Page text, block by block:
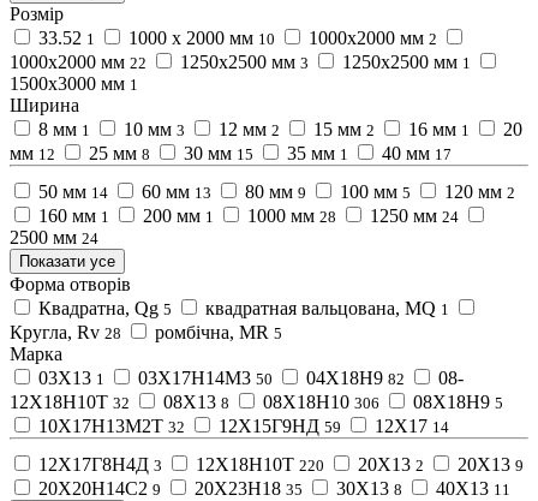
Розмір
33.52 1 1000 х 2000 мм 10 1000x2000 мм 2
1000х2000 мм 22 1250x2500 мм 3 1250х2500 мм 1
1500x3000 мм 1
Ширина
8 мм 1 10 мм 3 12 мм 2 15 мм 2 16 мм 1
20
мм 12 25 мм 8 30 мм 15 35 мм 1 40 мм 17
50 мм 14 60 мм 13 80 мм 9 100 мм 5 120 мм 2
160 мм 1 200 мм 1 1000 мм 28 1250 мм 24
2500 мм 24
Показати усе
Форма отворів
Квадратна, Qg 5 квадратная вальцована, MQ 1
Кругла, Rv 28 ромбічна, MR 5
Марка
03Х13 1 03Х17Н14М3 50 04Х18Н9 82
08-
12Х18Н10Т 32 08Х13 8 08Х18Н10 306 08Х18Н9 5
10Х17Н13М2Т 32 12Х15Г9НД 59 12Х17 14
12Х17Г8Н4Д 3 12Х18Н10Т 220 20X13 2 20Х13 9
20Х20Н14С2 9 20Х23Н18 35 30Х13 8 40Х13 11